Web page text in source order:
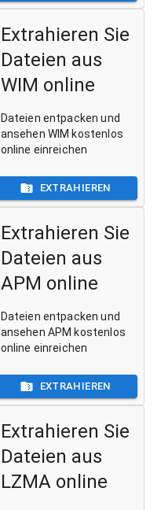
Extrahieren Sie
Dateien aus
WIM online
Dateien entpacken und
ansehen WIM kostenlos
online einreichen
EXTRAHIEREN
Extrahieren Sie
Dateien aus
APM online
Dateien entpacken und
ansehen APM kostenlos
online einreichen
EXTRAHIEREN
Extrahieren Sie
Dateien aus
LZMA online